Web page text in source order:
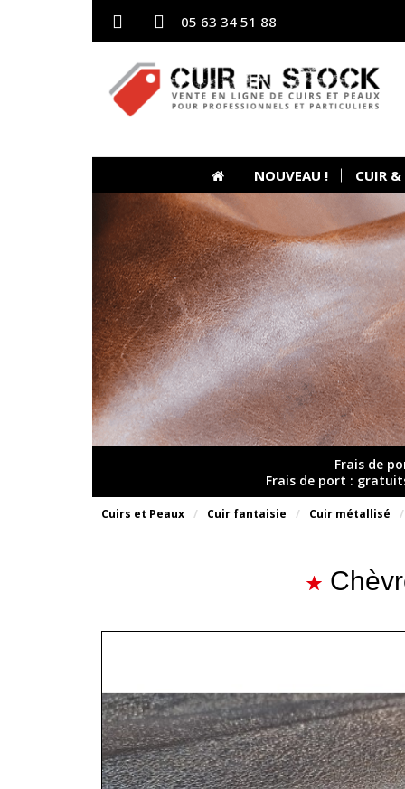
05 63 34 51 88
NOUVEAU ! CUIR &
Frais de
Frais de port :
Cuirs et Peaux Cuir fantaisie Cuir métallisé